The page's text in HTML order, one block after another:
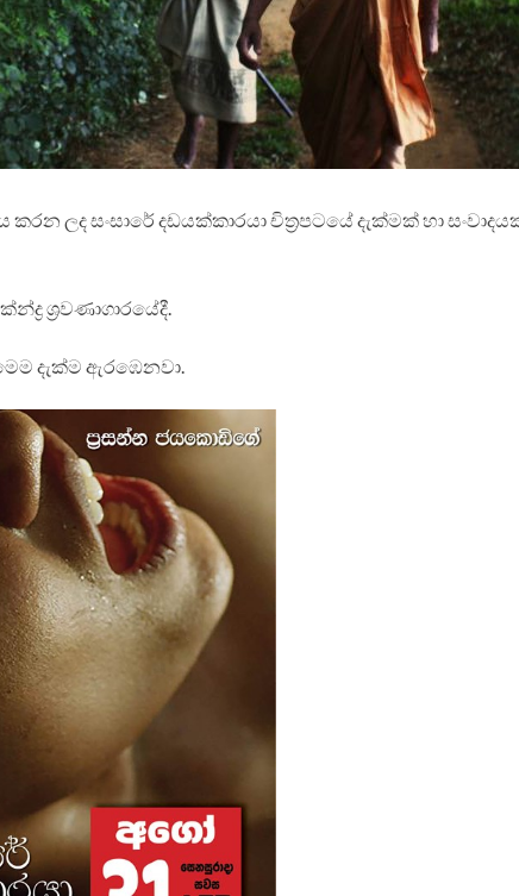
ලද සංසාරේ දඩයක්කාරයා චිත්‍රපටයේ දැක්මක් හා
ශ්‍රවණාගාරයේදී.
දැක්ම ඇරඹෙනවා.